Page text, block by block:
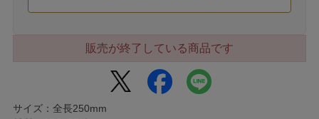
販売が終了している商品です
サイズ：全長250mm